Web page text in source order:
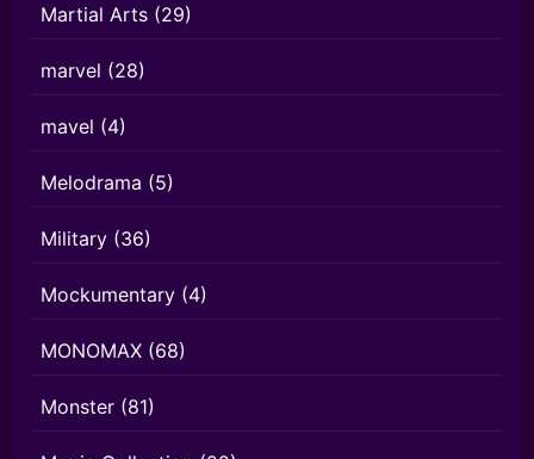
Martial Arts (29)
marvel (28)
mavel (4)
Melodrama (5)
Military (36)
Mockumentary (4)
MONOMAX (68)
Monster (81)